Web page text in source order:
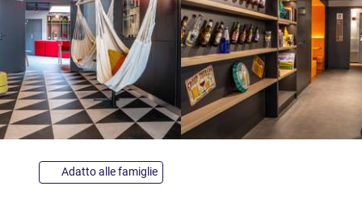
3 stelleAdatto alle famiglie